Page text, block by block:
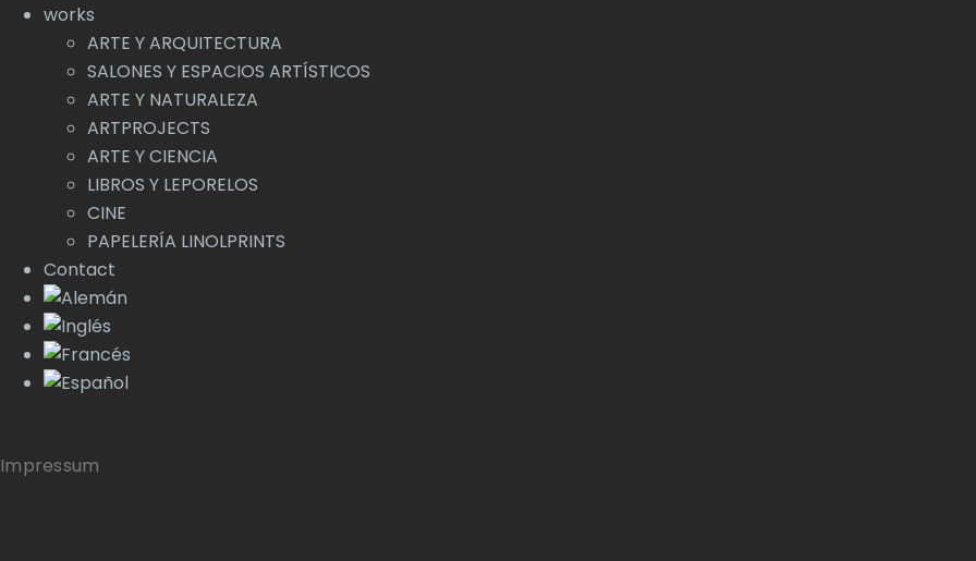
works
ARTE Y ARQUITECTURA
SALONES Y ESPACIOS ARTÍSTICOS
ARTE Y NATURALEZA
ARTPROJECTS
ARTE Y CIENCIA
LIBROS Y LEPORELOS
CINE
PAPELERÍA LINOLPRINTS
Contact
Impressum